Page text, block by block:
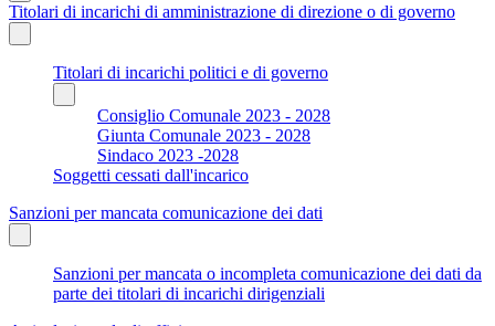
Titolari di incarichi di amministrazione di direzione o di governo
Titolari di incarichi politici e di governo
Consiglio Comunale 2023 - 2028
Giunta Comunale 2023 - 2028
Sindaco 2023 -2028
Soggetti cessati dall'incarico
Sanzioni per mancata comunicazione dei dati
Sanzioni per mancata o incompleta comunicazione dei dati da
parte dei titolari di incarichi dirigenziali